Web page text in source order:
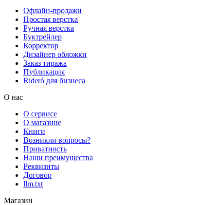
Офлайн-продажи
Простая верстка
Ручная верстка
Буктрейлер
Корректор
Дизайнер обложки
Заказ тиража
Публикация
Rideró для бизнеса
О нас
О сервисе
О магазине
Книги
Возникли вопросы?
Приватность
Наши преимущества
Реквизиты
Договор
llm.txt
Магазин